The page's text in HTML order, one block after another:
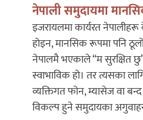
नेपाली समुदायमा
इजरायलमा कार्यरत
होइन, मानसिक रूपमा पनि
नेपालमै भएकाले “म सुरक्षित
स्वाभाविक हो। तर त्यसका
व्यक्तिगत फोन, म्यासेज वा
विकल्प हुने समुदायका